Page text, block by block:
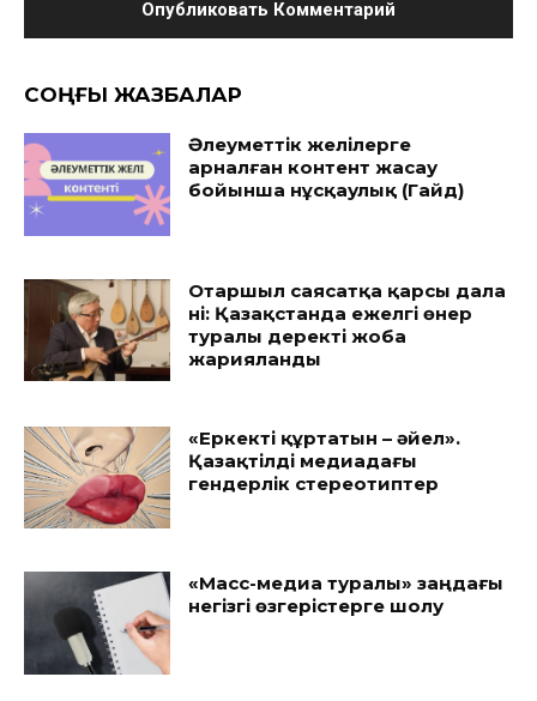
CОҢҒЫ ЖАЗБАЛАР
Әлеуметтік желілерге
арналған контент жасау
бойынша нұсқаулық (Гайд)
Отаршыл саясатқа қарсы дала
үні: Қазақстанда ежелгі өнер
туралы деректі жоба
жарияланды
«Еркекті құртатын – әйел».
Қазақтілді медиадағы
гендерлік стереотиптер
«Масс-медиа туралы» заңдағы
негізгі өзгерістерге шолу